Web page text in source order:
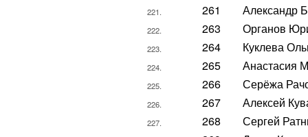
221. 261 Александр
222. 263 Органов
223. 264 Куклева
224. 265 Анастасия
225. 266 Серёжа
226. 267 Алексей
227. 268 Сергей